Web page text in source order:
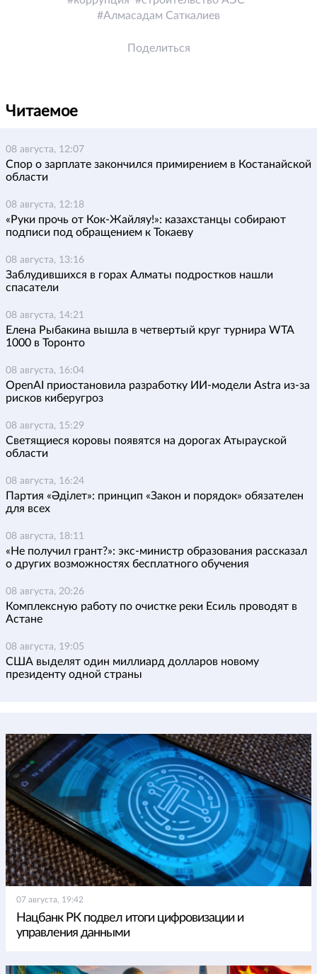
Алмасадам Саткалиев
Поделиться
Читаемое
08 августа, 12:07
Спор о зарплате закончился примирением в Костанайской
области
08 августа, 12:18
«Руки прочь от Кок-Жайляу!»: казахстанцы собирают
подписи под обращением к Токаеву
08 августа, 13:16
Заблудившихся в горах Алматы подростков нашли
спасатели
08 августа, 14:21
Елена Рыбакина вышла в четвертый круг турнира WTA
1000 в Торонто
08 августа, 16:04
OpenAI приостановила разработку ИИ-модели Astra из-за
рисков киберугроз
08 августа, 15:29
Светящиеся коровы появятся на дорогах Атырауской
области
08 августа, 16:24
Партия «Әділет»: принцип «Закон и порядок» обязателен
для всех
08 августа, 18:11
«Не получил грант?»: экс-министр образования рассказал
о других возможностях бесплатного обучения
08 августа, 20:26
Комплексную работу по очистке реки Есиль проводят в
Астане
08 августа, 19:05
США выделят один миллиард долларов новому
президенту одной страны
07 августа, 19:42
Нацбанк РК подвел итоги цифровизации и
управления данными